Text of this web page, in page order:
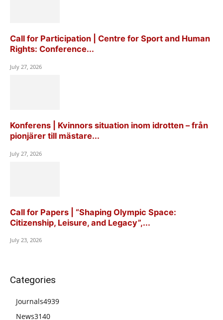
Call for Participation | Centre for Sport and Human
Rights: Conference...
July 27, 2026
Konferens | Kvinnors situation inom idrotten – från
pionjärer till mästare...
July 27, 2026
Call for Papers | “Shaping Olympic Space:
Citizenship, Leisure, and Legacy”,...
July 23, 2026
Categories
Journals4939
News3140